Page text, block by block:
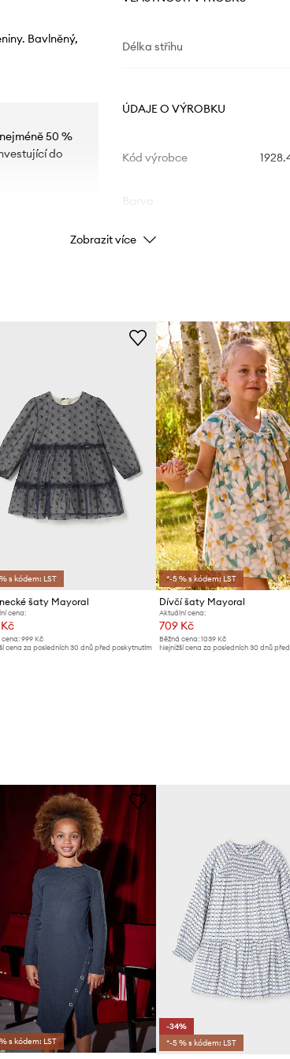
Bavlněný,
50 %
do
Délka střihu
ÚDAJE O VÝROBKU
Kód výrobce
Značka
ID produktu
Zobrazit více
s kódem: LST
šaty Mayoral
cena:
cena: 999 Kč
cena za posledních 30 dnů před poskytnutím
*-5 % s kódem: LST
Dívčí šaty Mayoral
Aktuální cena:
709 Kč
Běžná cena: 1039 Kč
Nejnižší cena za posledních 30 dnů
s kódem: LST
-34%
*-5 % s kódem: LST